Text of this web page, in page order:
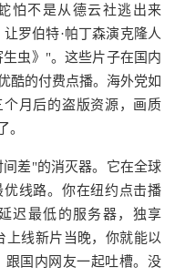
怕不是从德云社逃出来
罗伯特·帕丁森演克隆人
虫》"。这些片子在国内
酷的付费点播。海外党如
月后的盗版资源，画质
。
差"的消灭器。它在全球
线路。你在纽约点击播
迟最低的服务器，独享
上线新片当晚，你就能以
国内网友一起吐槽。没